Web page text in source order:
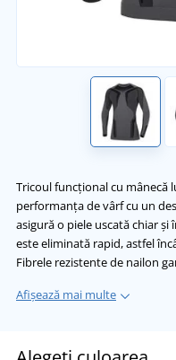
Tricoul funcțional cu mânecă
performanța de vârf cu un
asigură o piele uscată chiar
este eliminată rapid, astfel
Fibrele rezistente de nailon
Afișează mai multe